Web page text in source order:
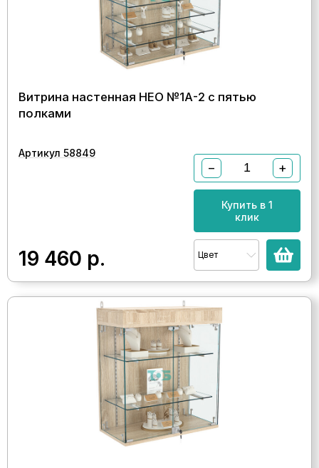
Витрина настенная НЕО №1А-2 с пятью
полками
Артикул 58849
19 460 р.
− +
Купить в 1
клик
Цвет